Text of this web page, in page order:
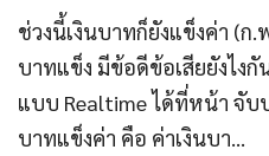
ช่วงนี้เงินบาทก็ยังแข็งค่า (ก.
บาทแข็ง มีข้อดีข้อเสียยังไง
แบบ Realtime ได้ที่หน้า จับ
บาทแข็งค่า คือ ค่าเงินบา...